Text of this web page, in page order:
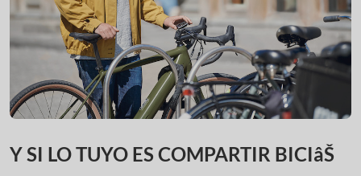
Y SI LO TUYO ES COMPARTIR BICIâŠ